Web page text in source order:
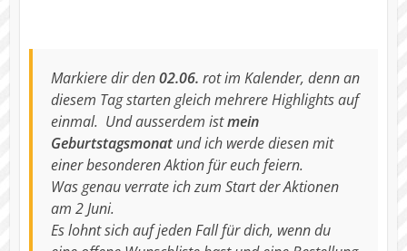
Markiere dir den02.06. rot im Kalender, denn an
diesem Tag starten gleich mehrere Highlights auf
einmal. Und ausserdem istmein
Geburtstagsmonatund ich werde diesen mit
einer besonderen Aktion für euch feiern.
Was genau verrate ich zum Start der Aktionen
am 2 Juni.
Es lohnt sich auf jeden Fall für dich, wenn du